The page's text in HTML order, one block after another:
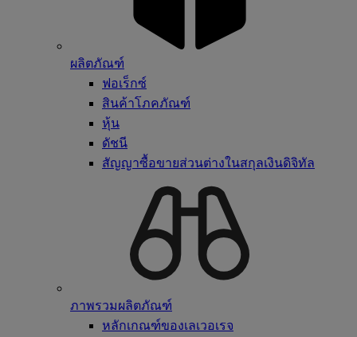
ผลิตภัณฑ์
ฟอเร็กซ์
สินค้าโภคภัณฑ์
หุ้น
ดัชนี
สัญญาซื้อขายส่วนต่างในสกุลเงินดิจิทัล
ภาพรวมผลิตภัณฑ์
หลักเกณฑ์ของเลเวอเรจ